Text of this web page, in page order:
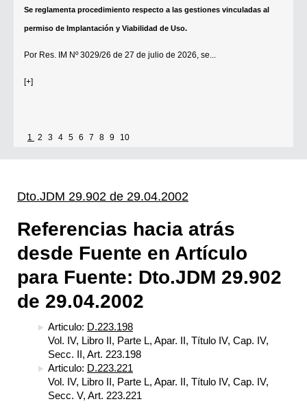
Se reglamenta procedimiento respecto a las gestiones vinculadas al
permiso de Implantación y Viabilidad de Uso.
Por Res. IM Nº 3029/26 de 27 de julio de 2026, se...
[+]
1 2 3 4 5 6 7 8 9 10
Dto.JDM 29.902 de 29.04.2002
Referencias hacia atrás
desde Fuente en Artículo
para Fuente: Dto.JDM 29.902
de 29.04.2002
Articulo: D.223.198
Vol. IV, Libro II, Parte L, Apar. II, Título IV, Cap. IV,
Secc. II, Art. 223.198
Articulo: D.223.221
Vol. IV, Libro II, Parte L, Apar. II, Título IV, Cap. IV,
Secc. V, Art. 223.221